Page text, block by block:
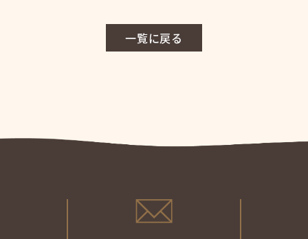
一覧に戻る